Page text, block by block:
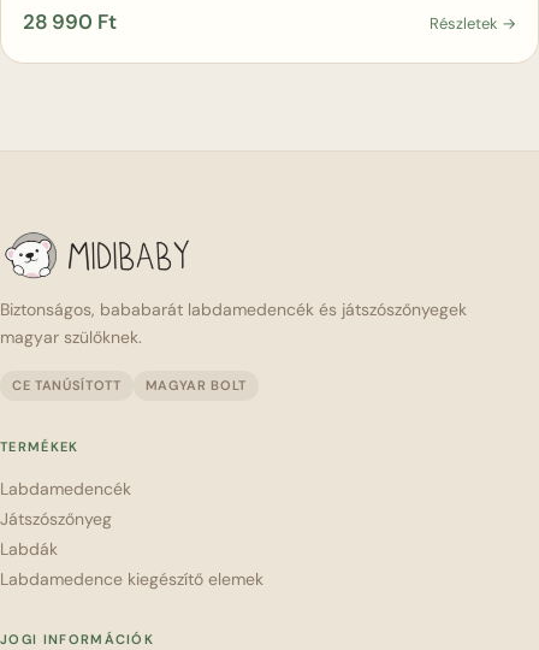
28 990 Ft Részletek →
Biztonságos, bababarát labdamedencék és játszószőnyegek
magyar szülőknek.
CE TANÚSÍTOTT MAGYAR BOLT
TERMÉKEK
Labdamedencék
Játszószőnyeg
Labdák
Labdamedence kiegészítő elemek
JOGI INFORMÁCIÓK